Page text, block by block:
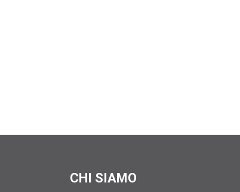
CHI SIAMO